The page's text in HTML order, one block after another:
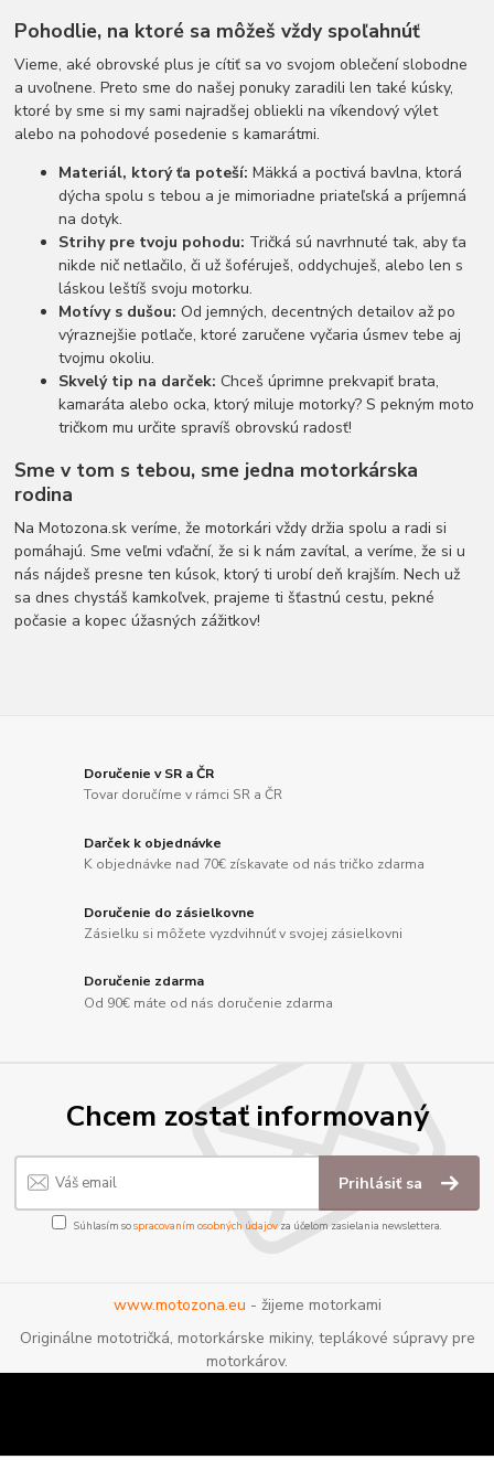
Pohodlie, na ktoré sa môžeš vždy spoľahnúť
Vieme, aké obrovské plus je cítiť sa vo svojom oblečení slobodne
a uvoľnene. Preto sme do našej ponuky zaradili len také kúsky,
ktoré by sme si my sami najradšej obliekli na víkendový výlet
alebo na pohodové posedenie s kamarátmi.
Materiál, ktorý ťa poteší: Mäkká a poctivá bavlna, ktorá
dýcha spolu s tebou a je mimoriadne priateľská a príjemná
na dotyk.
Strihy pre tvoju pohodu: Tričká sú navrhnuté tak, aby ťa
nikde nič netlačilo, či už šoféruješ, oddychuješ, alebo len s
láskou leštíš svoju motorku.
Motívy s dušou: Od jemných, decentných detailov až po
výraznejšie potlače, ktoré zaručene vyčaria úsmev tebe aj
tvojmu okoliu.
Skvelý tip na darček: Chceš úprimne prekvapiť brata,
kamaráta alebo ocka, ktorý miluje motorky? S pekným moto
tričkom mu určite spravíš obrovskú radosť!
Sme v tom s tebou, sme jedna motorkárska
rodina
Na Motozona.sk veríme, že motorkári vždy držia spolu a radi si
pomáhajú. Sme veľmi vďační, že si k nám zavítal, a veríme, že si u
nás nájdeš presne ten kúsok, ktorý ti urobí deň krajším. Nech už
sa dnes chystáš kamkoľvek, prajeme ti šťastnú cestu, pekné
počasie a kopec úžasných zážitkov!
Doručenie v SR a ČR
Tovar doručíme v rámci SR a ČR
Darček k objednávke
K objednávke nad 70€ získavate od nás tričko zdarma
Doručenie do zásielkovne
Zásielku si môžete vyzdvihnúť v svojej zásielkovni
Doručenie zdarma
Od 90€ máte od nás doručenie zdarma
Chcem zostať informovaný
Prihlásiť sa
Súhlasím sospracovaním osobných údajov za účelom zasielania newslettera.
www.motozona.eu - žijeme motorkami
Originálne mototričká, motorkárske mikiny, teplákové súpravy pre
motorkárov.